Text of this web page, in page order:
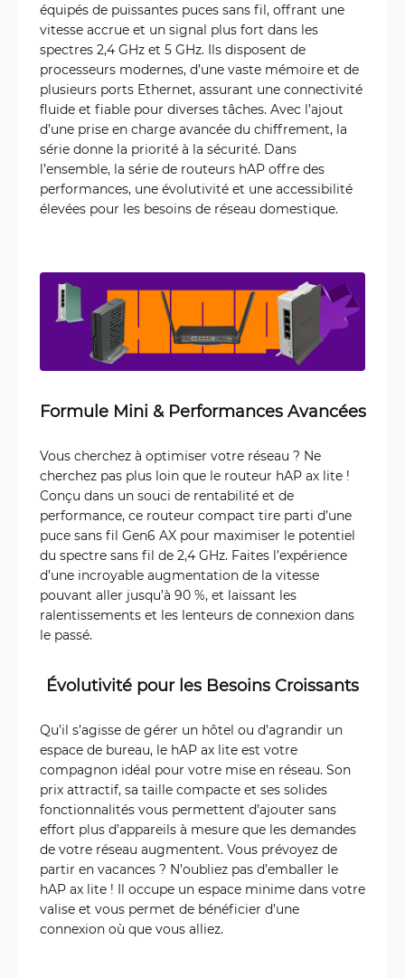
équipés de puissantes puces sans fil, offrant une
vitesse accrue et un signal plus fort dans les
spectres 2,4 GHz et 5 GHz. Ils disposent de
processeurs modernes, d’une vaste mémoire et de
plusieurs ports Ethernet, assurant une connectivité
fluide et fiable pour diverses tâches. Avec l’ajout
d’une prise en charge avancée du chiffrement, la
série donne la priorité à la sécurité. Dans
l’ensemble, la série de routeurs hAP offre des
performances, une évolutivité et une accessibilité
élevées pour les besoins de réseau domestique.
Formule Mini & Performances Avancées
Vous cherchez à optimiser votre réseau ? Ne
cherchez pas plus loin que le routeur hAP ax lite !
Conçu dans un souci de rentabilité et de
performance, ce routeur compact tire parti d’une
puce sans fil Gen6 AX pour maximiser le potentiel
du spectre sans fil de 2,4 GHz. Faites l’expérience
d’une incroyable augmentation de la vitesse
pouvant aller jusqu’à 90 %, et laissant les
ralentissements et les lenteurs de connexion dans
le passé.
Évolutivité pour les Besoins Croissants
Qu’il s’agisse de gérer un hôtel ou d’agrandir un
espace de bureau, le hAP ax lite est votre
compagnon idéal pour votre mise en réseau. Son
prix attractif, sa taille compacte et ses solides
fonctionnalités vous permettent d’ajouter sans
effort plus d’appareils à mesure que les demandes
de votre réseau augmentent. Vous prévoyez de
partir en vacances ? N’oubliez pas d’emballer le
hAP ax lite ! Il occupe un espace minime dans votre
valise et vous permet de bénéficier d’une
connexion où que vous alliez.